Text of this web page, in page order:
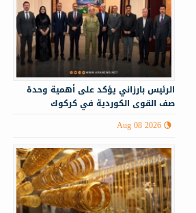
الرئيس بارزاني يؤكد على أهمية وحدة
صف القوى الكوردية في كركوك
Aug 08 2026